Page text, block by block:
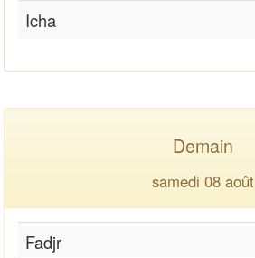
Icha
Demain
samedi 08 août
Fadjr